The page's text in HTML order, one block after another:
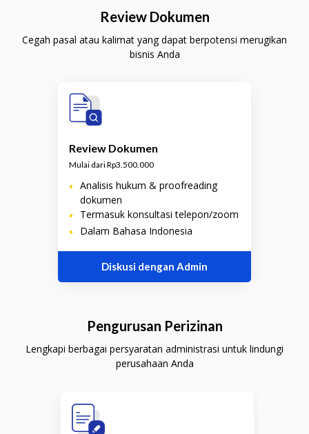
Review Dokumen
Cegah pasal atau kalimat yang dapat berpotensi merugikan
bisnis Anda
Review Dokumen
Mulai dari Rp3.500.000
• Analisis hukum & proofreading
dokumen
• Termasuk konsultasi telepon/zoom
• Dalam Bahasa Indonesia
Diskusi dengan Admin
Pengurusan Perizinan
Lengkapi berbagai persyaratan administrasi untuk lindungi
perusahaan Anda